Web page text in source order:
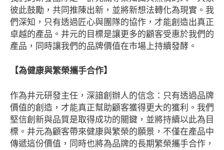
彼此鼓勵，共同推陳出新，並將新想法轉化為現實。我
們深知，只有透過匠心與團隊的協作，才能創造出真正
卓越的產品。井元的目標是讓更多的顧客受惠於我們的
產品，同時讓我們的品牌價值在市場上持續發酵。
【為健康與繁榮攜手合作】
作為井元研發主任，深諳創辦人的信念：只有透過品牌
價值的創造，才能真正幫助顧客獲得更大的獲利。我們
堅信創新與品質是取得成功的關鍵，並將持續以此為目
標。井元為顧客帶來健康與繁榮的願景，不僅在產品中
傳遞這份價值，同時也將為品牌的長期繁榮攜手合作，